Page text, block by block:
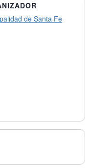
de Santa Fe